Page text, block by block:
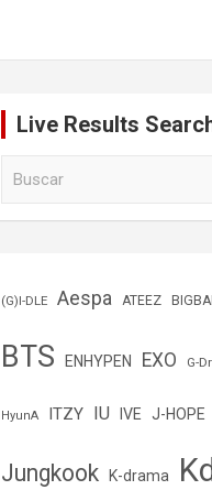
Live Results
(G)I-DLE Aespa ATEEZ
BTS ENHYPEN EXO G-
HyunA ITZY IU IVE J-HOPE
Jungkook K-drama